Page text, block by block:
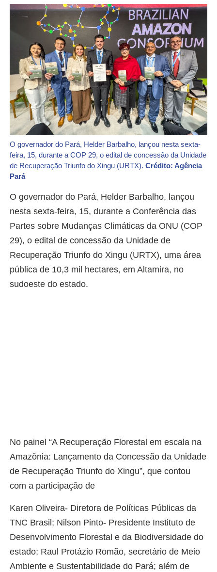
O governador do Pará, Helder Barbalho, lançou nesta sexta-
feira, 15, durante a COP 29, o edital de concessão da Unidade
de Recuperação Triunfo do Xingu (URTX). Crédito: Agência
Pará
O governador do Pará, Helder Barbalho, lançou
nesta sexta-feira, 15, durante a Conferência das
Partes sobre Mudanças Climáticas da ONU (COP
29), o edital de concessão da Unidade de
Recuperação Triunfo do Xingu (URTX), uma área
pública de 10,3 mil hectares, em Altamira, no
sudoeste do estado.
No painel “A Recuperação Florestal em escala na
Amazônia: Lançamento da Concessão da Unidade
de Recuperação Triunfo do Xingu”, que contou
com a participação de
Karen Oliveira- Diretora de Políticas Públicas da
TNC Brasil; Nilson Pinto- Presidente Instituto de
Desenvolvimento Florestal e da Biodiversidade do
estado; Raul Protázio Romão, secretário de Meio
Ambiente e Sustentabilidade do Pará; além de